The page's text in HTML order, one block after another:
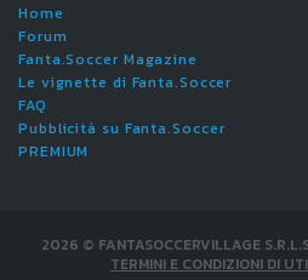
Home
Forum
Fanta.Soccer Magazine
Le vignette di Fanta.Soccer
FAQ
Pubblicità su Fanta.Soccer
PREMIUM
2026 © FANTASOCCERVILLAGE
TERMINI E CONDIZIONI DI